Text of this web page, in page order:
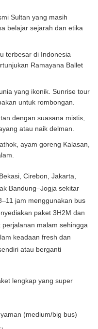
Sultan yang masih
belajar sejarah dan etika
terbesar di Indonesia
Ramayana Ballet
yang ikonik. Sunrise tour
untuk rombongan.
dengan suasana mistis,
atau naik delman.
ayam goreng Kalasan,
Cirebon, Jakarta,
Bandung–Jogja sekitar
jam menggunakan bus
paket 3H2M dan
malam sehingga
keadaan fresh dan
atau berganti
lengkap yang super
(medium/big bus)